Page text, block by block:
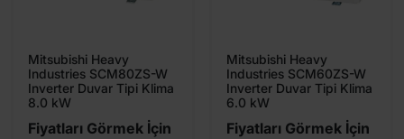
Mitsubishi Heavy
Industries SCM80ZS-W
Inverter Duvar Tipi Klima
8.0 kW
Fiyatları Görmek İçin
Mitsubishi Heavy
Industries SCM60ZS-W
Inverter Duvar Tipi Klima
6.0 kW
Fiyatları Görmek İçin